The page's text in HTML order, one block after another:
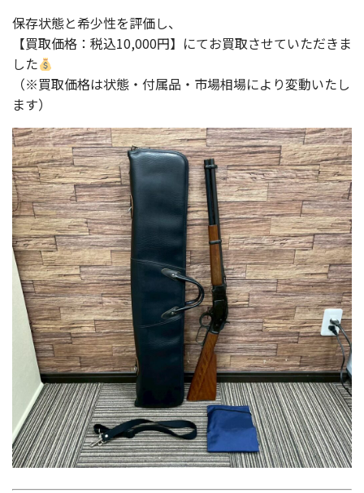
保存状態と希少性を評価し、
【買取価格：税込10,000円】にてお買取させていただきま
した
（※買取価格は状態・付属品・市場相場により変動いたし
ます）